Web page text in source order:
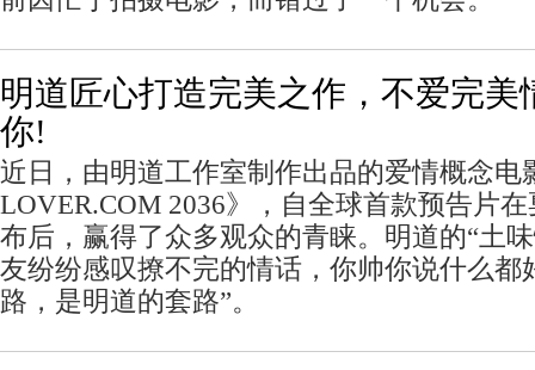
明道匠心打造完美之作，不爱完美
你!
近日，由明道工作室制作出品的爱情概念电
LOVER.COM 2036》，自全球首款预告片
布后，赢得了众多观众的青睐。明道的“土
友纷纷感叹撩不完的情话，你帅你说什么都
路，是明道的套路”。